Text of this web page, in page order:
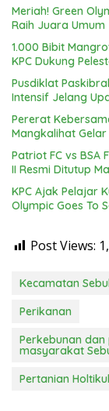
Meriah! Green
Raih Juara Umum
1.000 Bibit
KPC Dukung
Pusdiklat
Intensif Jelang
Pererat
Mangkalihat
Patriot FC vs BSA
II Resmi Ditutup
KPC Ajak Pelajar
Olympic Goes To
Post Views:
Kecamatan
Perikanan
Perkebunan
masyarakat
Pertanian